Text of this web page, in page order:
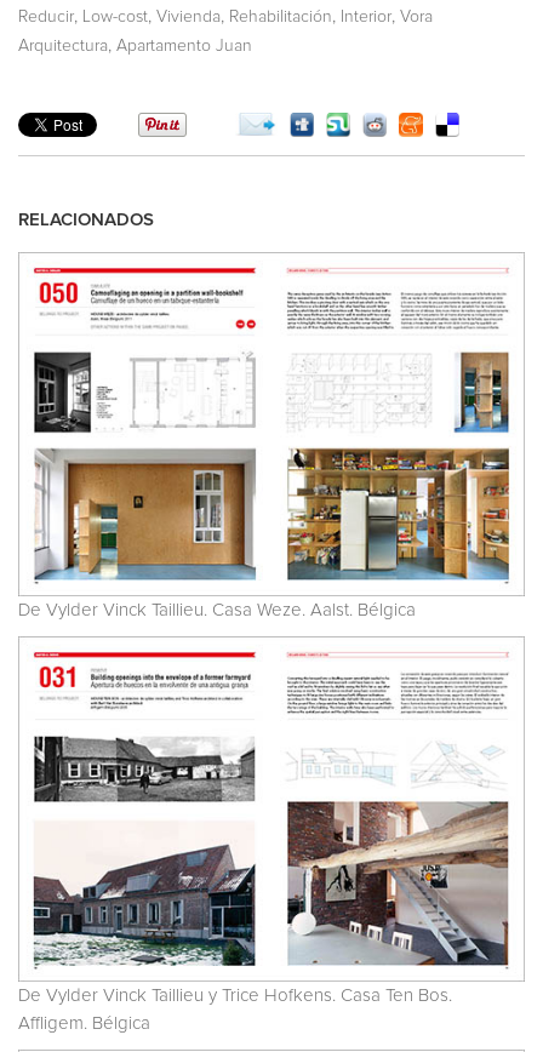
Reducir, Low-cost, Vivienda, Rehabilitación, Interior, Vora
Arquitectura, Apartamento Juan
RELACIONADOS
De Vylder Vinck Taillieu. Casa Weze. Aalst. Bélgica
De Vylder Vinck Taillieu y Trice Hofkens. Casa Ten Bos.
Affligem. Bélgica